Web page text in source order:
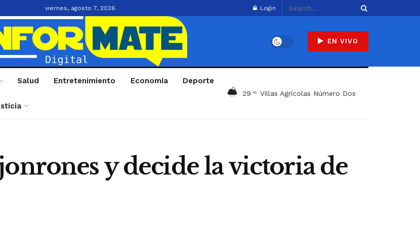
viernes, agosto 7, 2026 Login
EN VIVO
Salud Entretenimiento Economía Deporte
29 °C Villas Agrícolas Número Dos
y decide la victoria de